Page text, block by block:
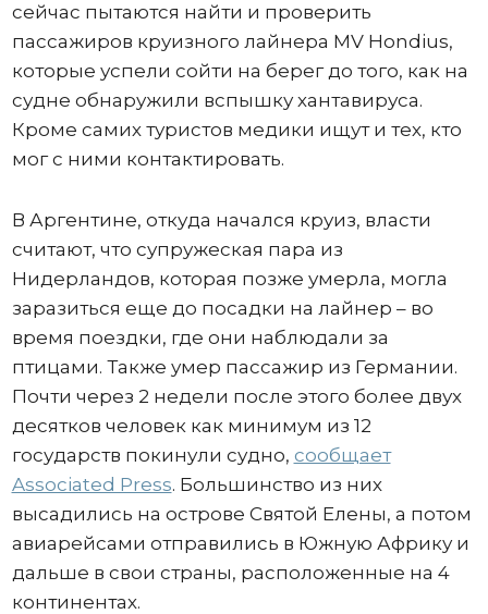
сейчас пытаются найти и проверить
пассажиров круизного лайнера MV Hondius,
которые успели сойти на берег до того, как на
судне обнаружили вспышку хантавируса.
Кроме самих туристов медики ищут и тех, кто
мог с ними контактировать.
В Аргентине, откуда начался круиз, власти
считают, что супружеская пара из
Нидерландов, которая позже умерла, могла
заразиться еще до посадки на лайнер – во
время поездки, где они наблюдали за
птицами. Также умер пассажир из Германии.
Почти через 2 недели после этого более двух
десятков человек как минимум из 12
государств покинули судно, сообщает
Associated Press. Большинство из них
высадились на острове Святой Елены, а потом
авиарейсами отправились в Южную Африку и
дальше в свои страны, расположенные на 4
континентах.